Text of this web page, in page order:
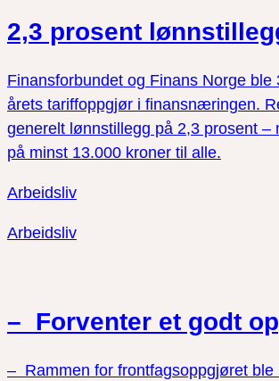
2,3 prosent
Finansforbundet og Finans Norge ble
årets tariffoppgjør i finansnæringen.
generelt lønnstillegg på 2,3 prosent –
på minst 13.000 kroner til alle.
Arbeidsliv
Arbeidsliv
– Forventer et godt
– Rammen for frontfagsoppgjøret ble